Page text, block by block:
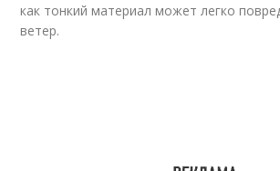
как тонкий материал может легко
ветер.